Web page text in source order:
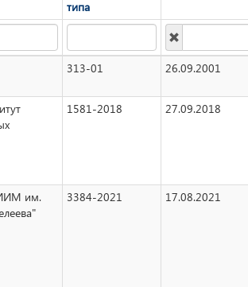
типа
313-01 26.09.2001
1581-2018 27.09.2018
им.
3384-2021 17.08.2021